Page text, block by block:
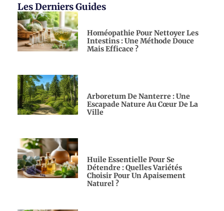
Les Derniers Guides
Homéopathie Pour Nettoyer Les
Intestins : Une Méthode Douce
Mais Efficace ?
Arboretum De Nanterre : Une
Escapade Nature Au Cœur De La
Ville
Huile Essentielle Pour Se
Détendre : Quelles Variétés
Choisir Pour Un Apaisement
Naturel ?